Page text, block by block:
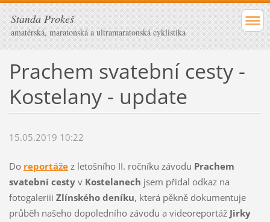
Standa Prokeš
amatérská, maratonská a ultramaratonská cyklistika
Prachem svatební cesty -
Kostelany - update
15.05.2019 10:22
Do reportážez letošního II. ročníku závodu Prachem
svatební cestyv Kostelanech jsem přidal odkaz na
fotogaleriii Zlínského deníku, která pěkně dokumentuje
průběh našeho dopoledního závodu a videoreportáž Jirky